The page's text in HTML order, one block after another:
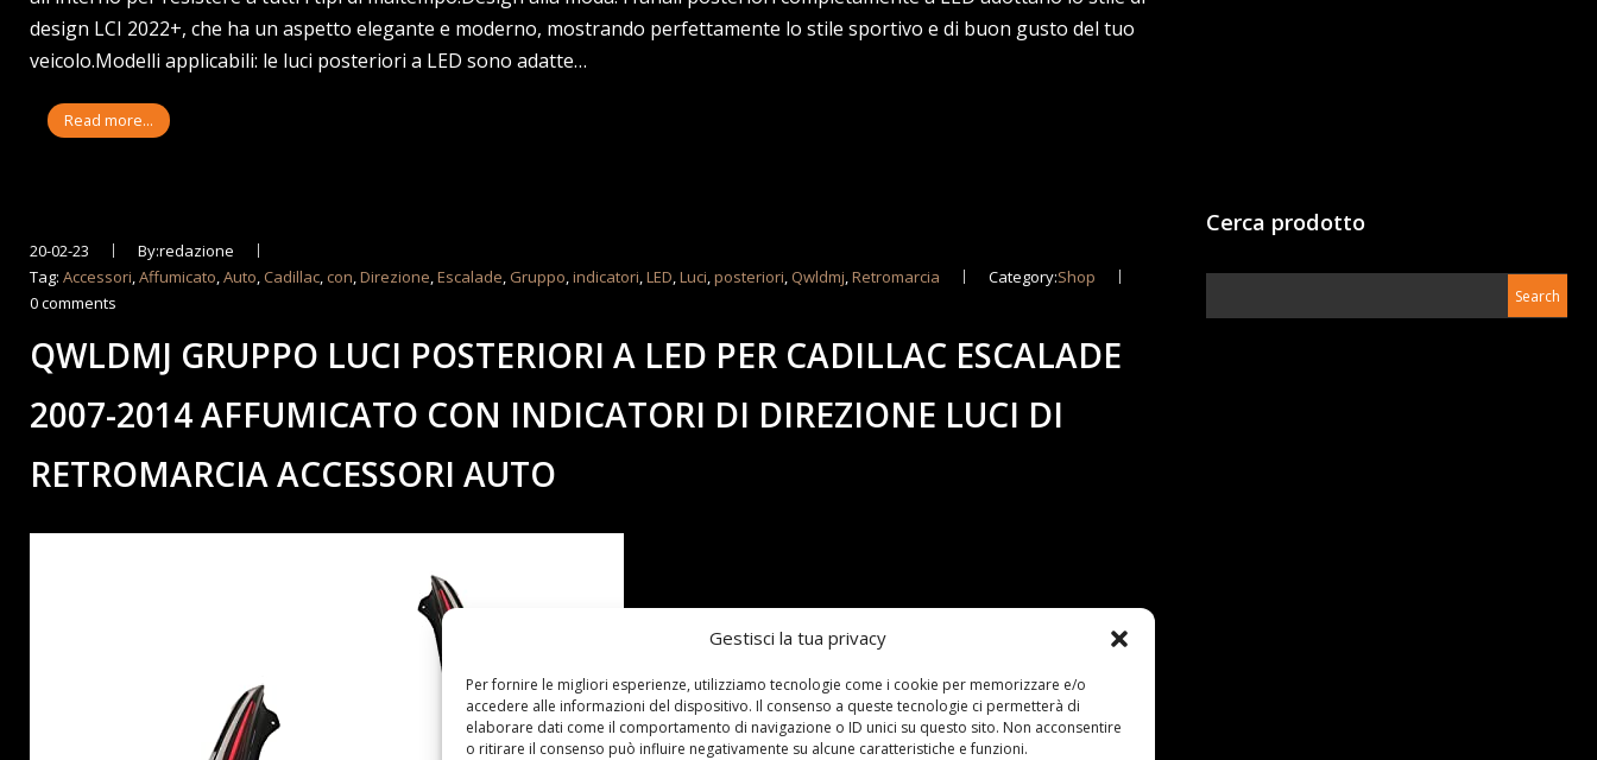
Gestisci la tua privacy
Per fornire le migliori esperienze, utilizziamo tecnologie come i cookie per memorizzare e/o
accedere alle informazioni del dispositivo. Il consenso a queste tecnologie ci permetterà di
elaborare dati come il comportamento di navigazione o ID unici su questo sito. Non acconsentire
o ritirare il consenso può influire negativamente su alcune caratteristiche e funzioni.
design LCI 2022+, che ha un aspetto elegante e moderno, mostrando perfettamente lo stile sportivo e di buon gusto del tuo
veicolo.Modelli applicabili: le luci posteriori a LED sono adatte…
Read more...
20-02-23
By:redazione
Tag:Accessori,Affumicato,Auto, Cadillac, con,Direzione,Escalade, Gruppo,indicatori,LED,Luci,posteriori, Qwldmj,Retromarcia Category:Shop
0 comments
QWLDMJ GRUPPO LUCI POSTERIORI A LED PER CADILLAC ESCALADE
2007-2014 AFFUMICATO CON INDICATORI DI DIREZIONE LUCI DI
RETROMARCIA ACCESSORI AUTO
Cerca prodotto